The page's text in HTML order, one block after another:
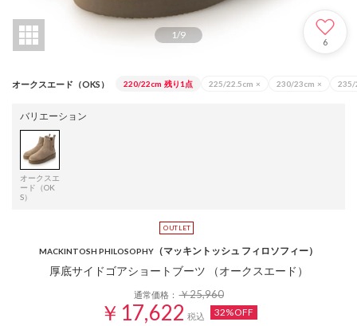
1/9
6
オークスエード（OKS） 220/22cm 残り1点 225/22.5cm × 230/23cm × 235/
バリエーション
オークスエ
ード（OK
S）
MACKINTOSH PHILOSOPHY （マッキントッシュ フィロソフィー）
厚底サイドゴアショートブーツ （オークスエード）
通常価格：￥25,960
￥17,622 税込 32%OFF